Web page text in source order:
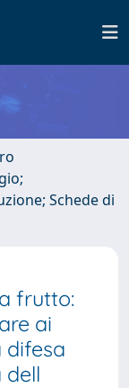
Schede di
frutto:
ai
difesa
dell